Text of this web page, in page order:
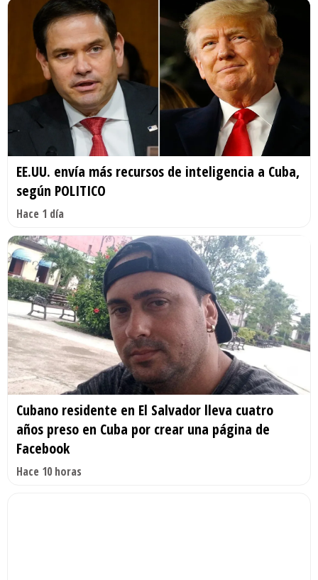
EE.UU. envía más recursos de inteligencia a Cuba,
según POLITICO
Hace 1 día
Cubano residente en El Salvador lleva cuatro
años preso en Cuba por crear una página de
Facebook
Hace 10 horas